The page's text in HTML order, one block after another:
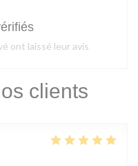
clients
ont laissé leur avis